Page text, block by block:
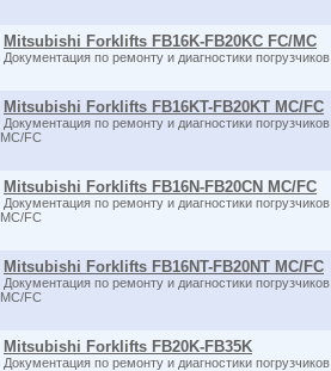
Mitsubishi Forklifts FB16K-FB20KC FC/MC
Документация по ремонту и диагностики
Mitsubishi Forklifts FB16KT-FB20KT MC/FC
Документация по ремонту и диагностики
MC/FC
Mitsubishi Forklifts FB16N-FB20CN MC/FC
Документация по ремонту и диагностики
MC/FC
Mitsubishi Forklifts FB16NT-FB20NT MC/FC
Документация по ремонту и диагностики
MC/FC
Mitsubishi Forklifts FB20K-FB35K
Документация по ремонту и диагностики